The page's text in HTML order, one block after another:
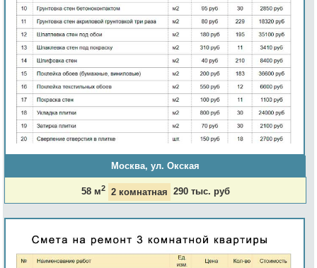
Москва, ул. Окская
58 м2 2 комнатная 290 тыс. руб